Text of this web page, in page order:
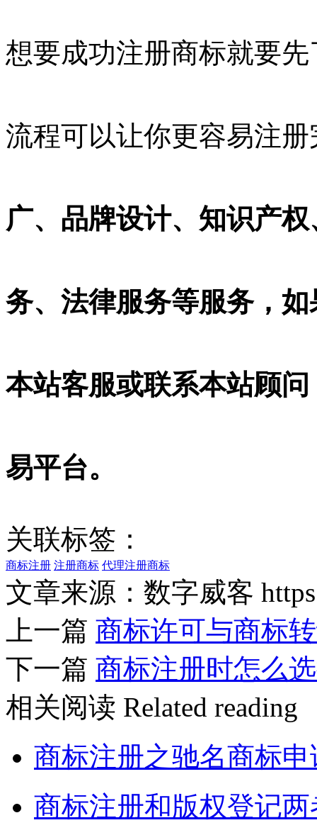
想要成功注册商标就要
流程可以让你更容易注
广、品牌设计、知识产
务、法律服务等服务，
本站客服或联系本站顾
易平台。
关联标签：
商标注册 注册商标 代理注册商标
文章来源：数字威客
上一篇 商标许可与商标
下一篇 商标注册时怎么
相关阅读 Related reading
商标注册之驰名商标
商标注册和版权登记